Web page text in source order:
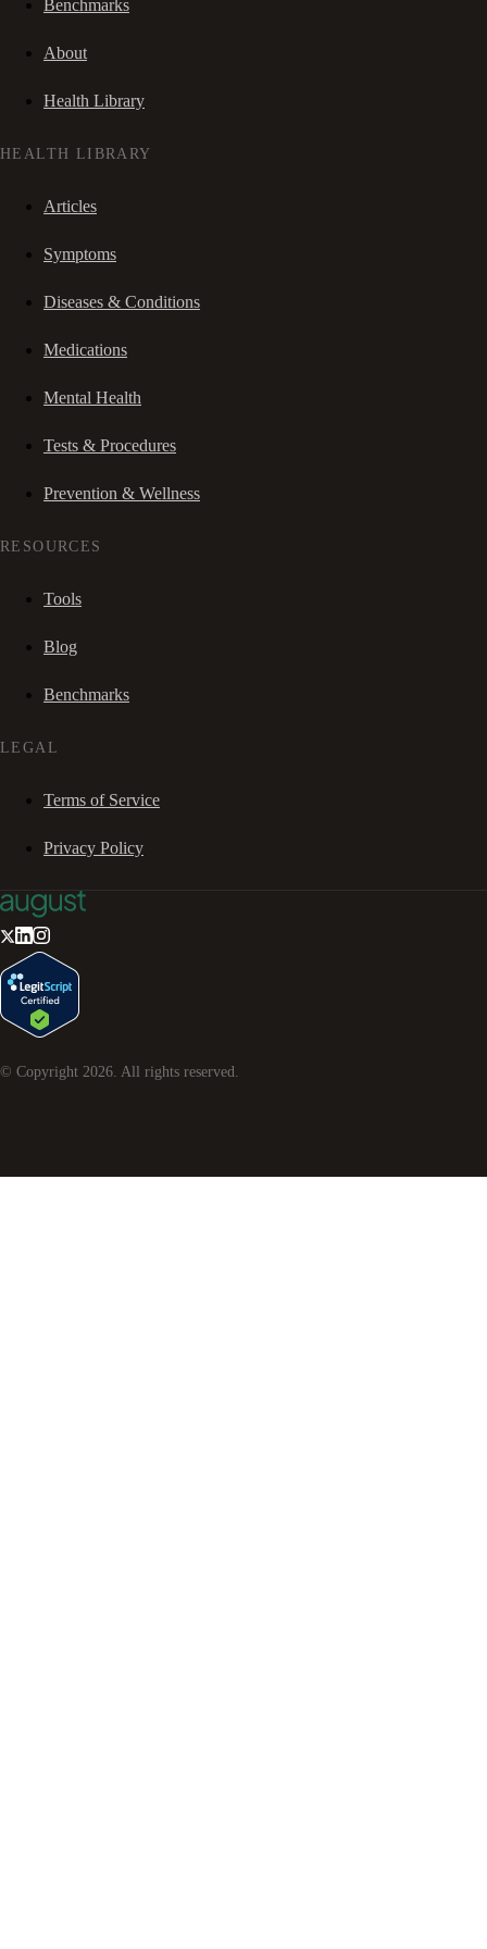
Benchmarks
About
Health Library
HEALTH LIBRARY
Articles
Symptoms
Diseases & Conditions
Medications
Mental Health
Tests & Procedures
Prevention & Wellness
RESOURCES
Tools
Blog
Benchmarks
LEGAL
Terms of Service
Privacy Policy
© Copyright 2026 . All rights reserved.